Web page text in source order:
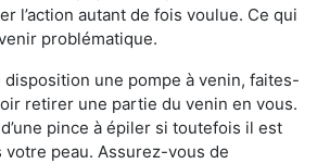
l’action autant de fois voulue. Ce qui
problématique.
disposition une pompe à venin, faites-
retirer une partie du venin en vous.
d’une pince à épiler si toutefois il est
peau. Assurez-vous de